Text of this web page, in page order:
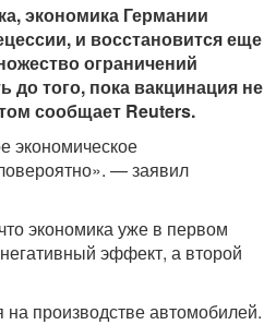
экономика Германии
и восстановится еще
ограничений
до того, пока вакцинация не
сообщает Reuters.
экономическое
— заявил
экономика уже в первом
эффект, а второй
на производстве автомобилей.